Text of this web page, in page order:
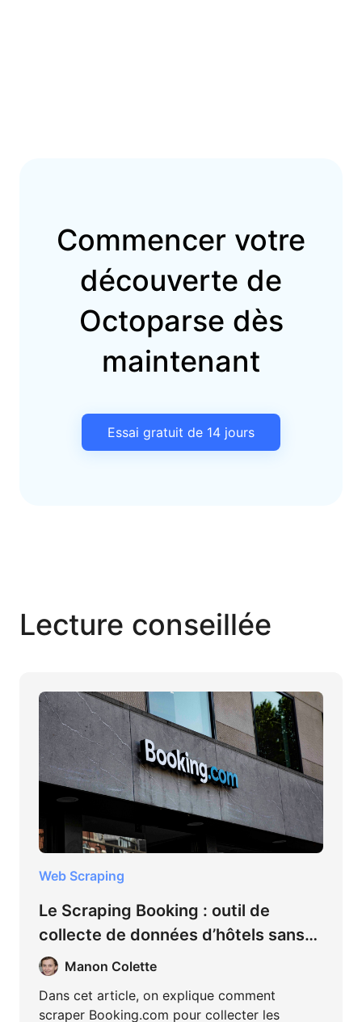
Commencer votre
découverte de
Octoparse dès
maintenant
Essai gratuit de 14 jours
Lecture conseillée
Web Scraping
Le Scraping Booking : outil de
collecte de données d’hôtels sans
coderManon Colette
Dans cet article, on explique comment
scraper Booking.com pour collecter les